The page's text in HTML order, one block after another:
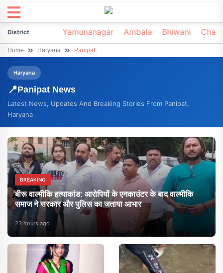
DistrictSonipat Yamunanagar Ambala Bhiwani
Home Haryana Panipat
Haryana
📍Panipat News
Latest News, Updates And Breaking Stories From Panipat,
Haryana
BREAKING
बीरू वाल्मीकि हत्याकांड: आरोपियों के एनकाउंटर के बाद वाल्मीकि
समाज ने सरकार और पुलिस का जताया आभार
23 hours ago